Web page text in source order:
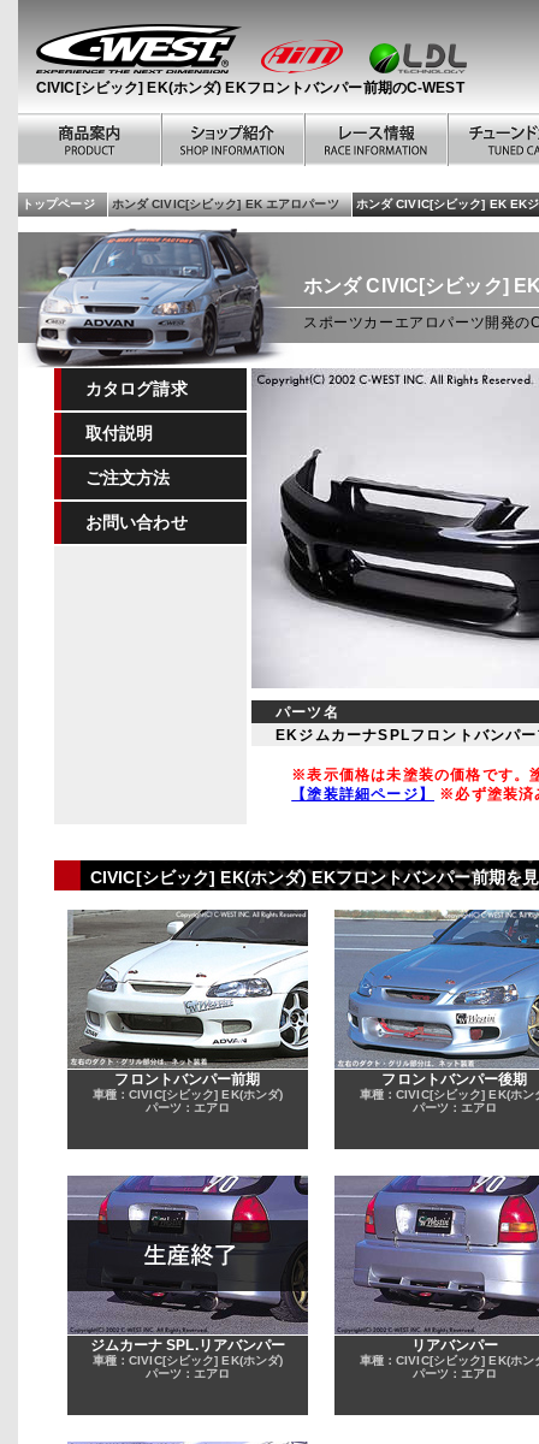
CIVIC[シビック] EK(ホンダ) EKフロントバンパー前期のC-WEST
トップページ ホンダ CIVIC[シビック] EK エアロパーツ ホンダ CIVIC[シビック] EK EK
ホンダ CIVIC[シビック]
スポーツカーエアロパーツ開発
カタログ請求
取付説明
ご注文方法
お問い合わせ
パーツ名
EKジムカーナSPLフロントバンパ
※表示価格は未塗装の価格です。
【塗装詳細ページ】
※必ず塗装済
CIVIC[シビック] EK(ホンダ) EKフロントバンパー前期を
フロントバンパー前期
車種：CIVIC[シビック] EK(ホンダ)
パーツ：エアロ
フロントバンパー後期
車種：CIVIC[シビック] EK(ホン
パーツ：エアロ
ジムカーナ SPL.リアバンパー
車種：CIVIC[シビック] EK(ホンダ)
パーツ：エアロ
リアバンパー
車種：CIVIC[シビック] EK(ホン
パーツ：エアロ